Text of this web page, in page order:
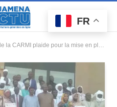
pour la mise en place d’un système de couverture santé
FR